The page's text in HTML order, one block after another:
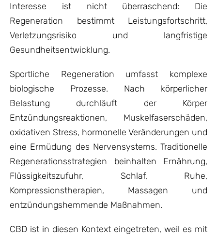
Interesse ist nicht überraschend: Die
Regeneration bestimmt Leistungsfortschritt,
Verletzungsrisiko und langfristige
Gesundheitsentwicklung.
Sportliche Regeneration umfasst komplexe
biologische Prozesse. Nach körperlicher
Belastung durchläuft der Körper
Entzündungsreaktionen, Muskelfaserschäden,
oxidativen Stress, hormonelle Veränderungen und
eine Ermüdung des Nervensystems. Traditionelle
Regenerationsstrategien beinhalten Ernährung,
Flüssigkeitszufuhr, Schlaf, Ruhe,
Kompressionstherapien, Massagen und
entzündungshemmende Maßnahmen.
CBD ist in diesen Kontext eingetreten, weil es mit